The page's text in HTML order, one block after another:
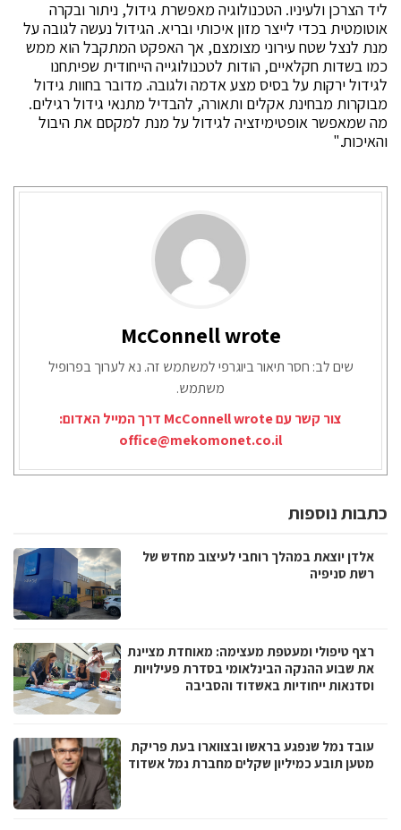
ליד הצרכן ולעיניו. הטכנולוגיה מאפשרת גידול, ניתור ובקרה
אוטומטית בכדי לייצר מזון איכותי ובריא. הגידול נעשה לגובה על
מנת לנצל שטח עירוני מצומצם, אך האפקט המתקבל הוא ממש
כמו בשדות חקלאיים, הודות לטכנולוגייה הייחודית שפיתחנו
לגידול ירקות על בסיס מצע אדמה ולגובה. מדובר בחוות גידול
מבוקרות מבחינת אקלים ותאורה, להבדיל מתנאי גידול רגילים.
מה שמאפשר אופטימיזציה לגידול על מנת למקסם את היבול
והאיכות."
McConnell wrote
שים לב: חסר תיאור ביוגרפי למשתמש זה. נא לערוך בפרופיל
משתמש.
צור קשר עם McConnell wrote דרך המייל האדום:
office@mekomonet.co.il
כתבות נוספות
אלדן יוצאת במהלך רוחבי לעיצוב מחדש של
רשת סניפיה
רצף טיפולי ומעטפת מעצימה: מאוחדת מציינת
את שבוע ההנקה הבינלאומי בסדרת פעילויות
וסדנאות ייחודיות באשדוד והסביבה
עובד נמל שנפגע בראשו ובצווארו בעת פריקת
מטען תובע כמיליון שקלים מחברת נמל אשדוד